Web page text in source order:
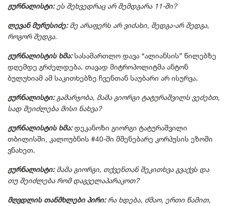
ჟურნალისტი: ეს შეხვედრაც არ შემდგარა 11-ში?
ლევან მურუსიძე: მე არაფერს არ ვიძახი, შედგა-არ შედგა,
როგორ შედგა.
ჟურნალისტის ხმა: სასამართლო დავა “ალიანსის” წილებზე
დღემდე გრძელდება. თავად მიტროპოლიტმა ანტონ
ბულუხიამ ამ საკითხებზე ჩვენთან საუბარი არ ისურვა.
ჟურნალისტი: გამარჯობა, მამა გიორგი ტატურაშვილს ვეძებთ,
სად შეიძლება მისი ნახვა?
ჟურნალისტის ხმა: დეკანოზი გიორგი ტატურაშვილი
თბილისში, კალოუბნის #40-ში მშენებარე კორპუსის ეზოში
ვნახეთ.
ჟურნალისტი: მამა გიორგი, თქვენთან შეკითხვა გვაქვს და
თუ შეიძლება რომ დაგველაპარაკოთ?
მღვდლის თანმხლები პირი: რა ხდება, ძმაო, ერთი წამით,